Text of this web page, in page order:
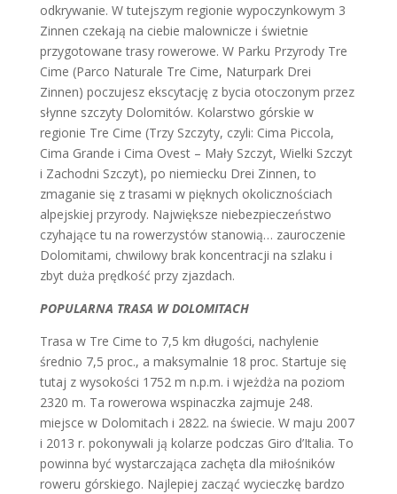
odkrywanie. W tutejszym regionie wypoczynkowym 3
Zinnen czekają na ciebie malownicze i świetnie
przygotowane trasy rowerowe. W Parku Przyrody Tre
Cime (Parco Naturale Tre Cime, Naturpark Drei
Zinnen) poczujesz ekscytację z bycia otoczonym przez
słynne szczyty Dolomitów. Kolarstwo górskie w
regionie Tre Cime (Trzy Szczyty, czyli: Cima Piccola,
Cima Grande i Cima Ovest – Mały Szczyt, Wielki Szczyt
i Zachodni Szczyt), po niemiecku Drei Zinnen, to
zmaganie się z trasami w pięknych okolicznościach
alpejskiej przyrody. Największe niebezpieczeństwo
czyhające tu na rowerzystów stanowią… zauroczenie
Dolomitami, chwilowy brak koncentracji na szlaku i
zbyt duża prędkość przy zjazdach.
POPULARNA TRASA W DOLOMITACH
Trasa w Tre Cime to 7,5 km długości, nachylenie
średnio 7,5 proc., a maksymalnie 18 proc. Startuje się
tutaj z wysokości 1752 m n.p.m. i wjeżdża na poziom
2320 m. Ta rowerowa wspinaczka zajmuje 248.
miejsce w Dolomitach i 2822. na świecie. W maju 2007
i 2013 r. pokonywali ją kolarze podczas Giro d’Italia. To
powinna być wystarczająca zachęta dla miłośników
roweru górskiego. Najlepiej zacząć wycieczkę bardzo